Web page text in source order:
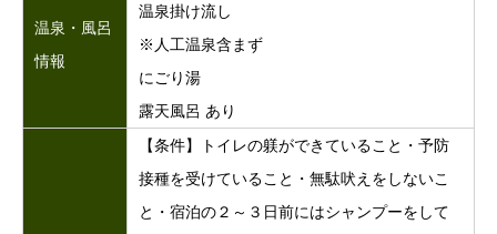
温泉・風呂
情報
温泉掛け流し
※人工温泉含まず
にごり湯
露天風呂 あり
【条件】トイレの躾ができていること・予防
接種を受けていること・無駄吠えをしないこ
と・宿泊の２～３日前にはシャンプーをして